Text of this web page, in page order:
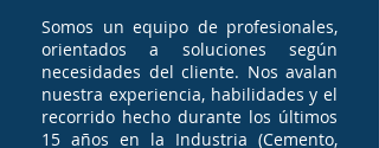
Somos un equipo de profesionales,
orientados a soluciones según
necesidades del cliente. Nos avalan
nuestra experiencia, habilidades y el
recorrido hecho durante los últimos
15 años en la Industria (Cemento,